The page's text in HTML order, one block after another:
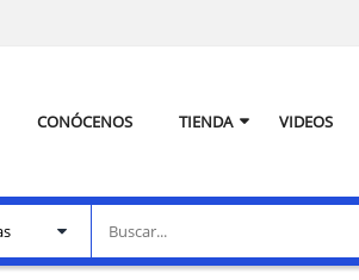
CONÓCENOS TIENDA VIDEOS